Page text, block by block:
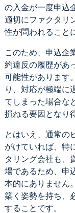
の入金が一度申込
適切にファクタリ
性が問われること
このため、申込企
約違反の履歴があ
可能性があります
り、対応が極端に
てしまった場合な
損ねる要因となり
とはいえ、通常の
がけていれば、特
タリング会社も、
場であるため、申
本的にありません
築く姿勢を持ち、
することです。